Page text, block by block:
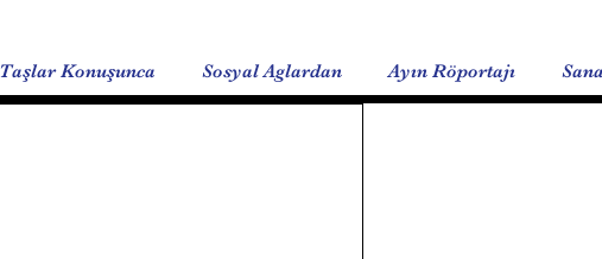
Taşlar Konuşunca Sosyal Aglardan Ayın Röportajı